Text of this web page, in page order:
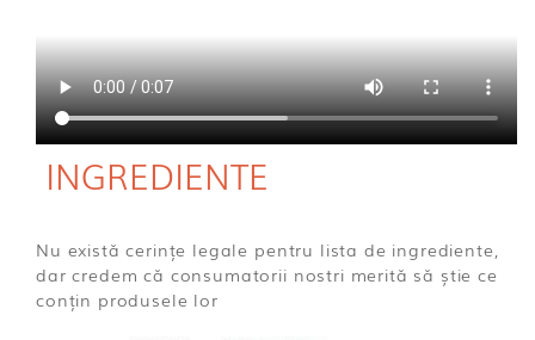
INGREDIENTE
Nu există cerințe legale pentru lista de ingrediente,
dar credem că consumatorii nostri merită să știe ce
conțin produsele lor